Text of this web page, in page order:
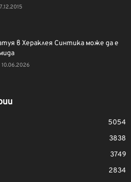
в Хераклея Синтика може да е
10.06.2026
5054
3838
3749
2834